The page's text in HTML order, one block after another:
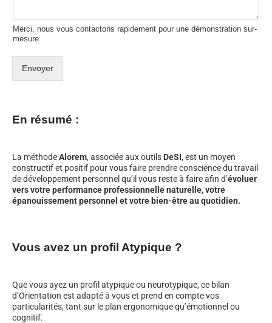
Merci, nous vous contactons rapidement pour une démonstration sur-
mesure.
Envoyer
En résumé :
La méthodeAlorem, associée aux outils DeSI, est un moyen
constructif et positif pour vous faire prendre conscience du travail
de développement personnel qu’il vous reste à faire afin d’évoluer
vers votre performance professionnelle naturelle, votre
épanouissement personnel et votre bien-être au quotidien.
Vous avez un profil Atypique ?
Que vous ayez un profil atypique ou neurotypique, ce bilan
d’Orientation est adapté à vous et prend en compte vos
particularités, tant sur le plan ergonomique qu’émotionnel ou
cognitif.